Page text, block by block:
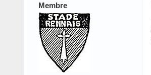
Membre